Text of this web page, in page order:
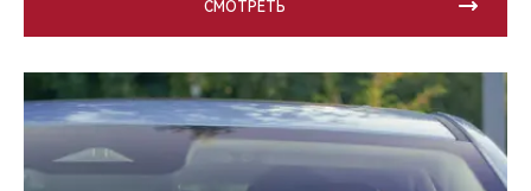
СМОТРЕТЬ